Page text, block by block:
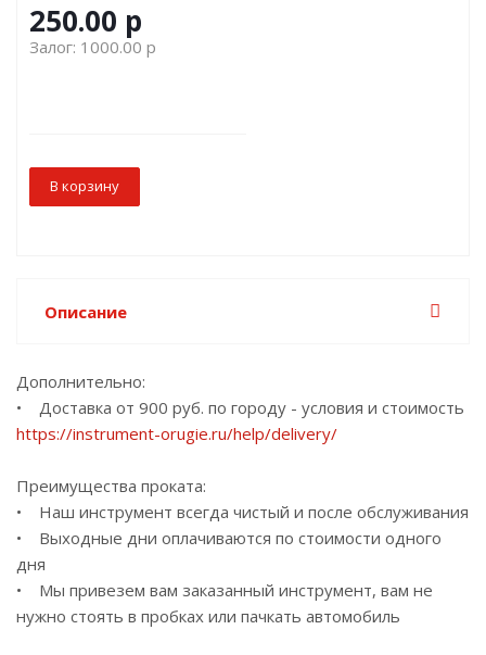
250.00 р
Залог: 1000.00 р
В корзину
Описание
Дополнительно:
• Доставка от 900 руб. по городу - условия и стоимость
https://instrument-orugie.ru/help/delivery/
Преимущества проката:
• Наш инструмент всегда чистый и после обслуживания
• Выходные дни оплачиваются по стоимости одного
дня
• Мы привезем вам заказанный инструмент, вам не
нужно стоять в пробках или пачкать автомобиль